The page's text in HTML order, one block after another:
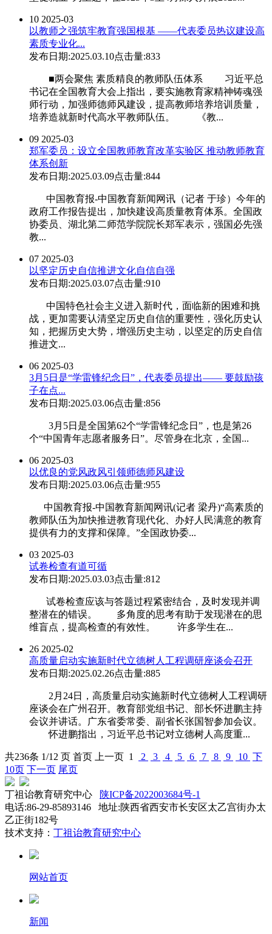
10 2025-03
以教师之强筑牢教育强国根基 ——代表委员热议建设高
素质专业化...
发布日期:2025.03.10点击量:833
■两会聚焦 素质精良的教师队伍体系 习近平总
书记在全国教育大会上指出，要实施教育家精神铸魂强
师行动，加强师德师风建设，提高教师培养培训质量，
培养造就新时代高水平教师队伍。 《教...
09 2025-03
郑军委员：设立全国教师教育改革实验区 推动教师教育
体系创新
发布日期:2025.03.09点击量:844
中国教育报-中国教育新闻网讯（记者 于珍）今年的
政府工作报告提出，加快建设高质量教育体系。全国政
协委员、湖北第二师范学院院长郑军表示，强国必先强
教...
07 2025-03
以坚定历史自信推进文化自信自强
发布日期:2025.03.07点击量:910
中国特色社会主义进入新时代，面临新的困难和挑
战，更加需要认清坚定历史自信的重要性，强化历史认
知，把握历史大势，增强历史主动，以坚定的历史自信
推进文...
06 2025-03
3月5日是“学雷锋纪念日”，代表委员提出—— 要鼓励孩
子在点...
发布日期:2025.03.06点击量:856
3月5日是全国第62个“学雷锋纪念日”，也是第26
个“中国青年志愿者服务日”。尽管身在北京，全国...
06 2025-03
以优良的党风政风引领师德师风建设
发布日期:2025.03.06点击量:955
中国教育报-中国教育新闻网讯(记者 梁丹)“高素质的
教师队伍为加快推进教育现代化、办好人民满意的教育
提供有力的支撑和保障。”全国政协委...
03 2025-03
试卷检查有道可循
发布日期:2025.03.03点击量:812
试卷检查应该与答题过程紧密结合，及时发现并调
整潜在的错误。 多角度的思考有助于发现潜在的思
维盲点，提高检查的有效性。 许多学生在...
26 2025-02
高质量启动实施新时代立德树人工程调研座谈会召开
发布日期:2025.02.26点击量:885
2月24日，高质量启动实施新时代立德树人工程调研
座谈会在广州召开。教育部党组书记、部长怀进鹏主持
会议并讲话。广东省委常委、副省长张国智参加会议。
怀进鹏指出，习近平总书记对立德树人高度重...
共236条 1/12 页 首页 上一页 1 2 3 4 5 6 7 8 9 10 下
10页 下一页 尾页
丁祖诒教育研究中心
陕ICP备2022003684号-1
电话:86-29-85893146 地址:陕西省西安市长安区太乙宫街办太
乙正街182号
技术支持： 丁祖诒教育研究中心
网站首页
新闻